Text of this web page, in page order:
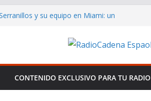
y su equipo en Miami: un
de España: Libertad y
CONTENIDO EXCLUSIVO PARA TU RADIO